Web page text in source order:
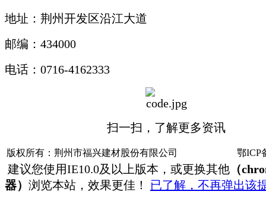
地址：荆州开发区沿江大道
邮编：434000
电话：0716-4162333
扫一扫，了解更多资讯
版权所有：荆州市福兴建材股份有限公司 鄂ICP
建议您使用IE10.0及以上版本，或更换其他 （
器） 浏览本站，效果更佳！ 已了解，不再弹出该